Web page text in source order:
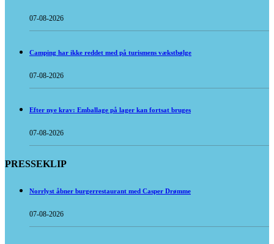
07-08-2026
Camping har ikke reddet med på turismens vækstbølge
07-08-2026
Efter nye krav: Emballage på lager kan fortsat bruges
07-08-2026
PRESSEKLIP
Norrlyst åbner burgerrestaurant med Casper Drømme
07-08-2026